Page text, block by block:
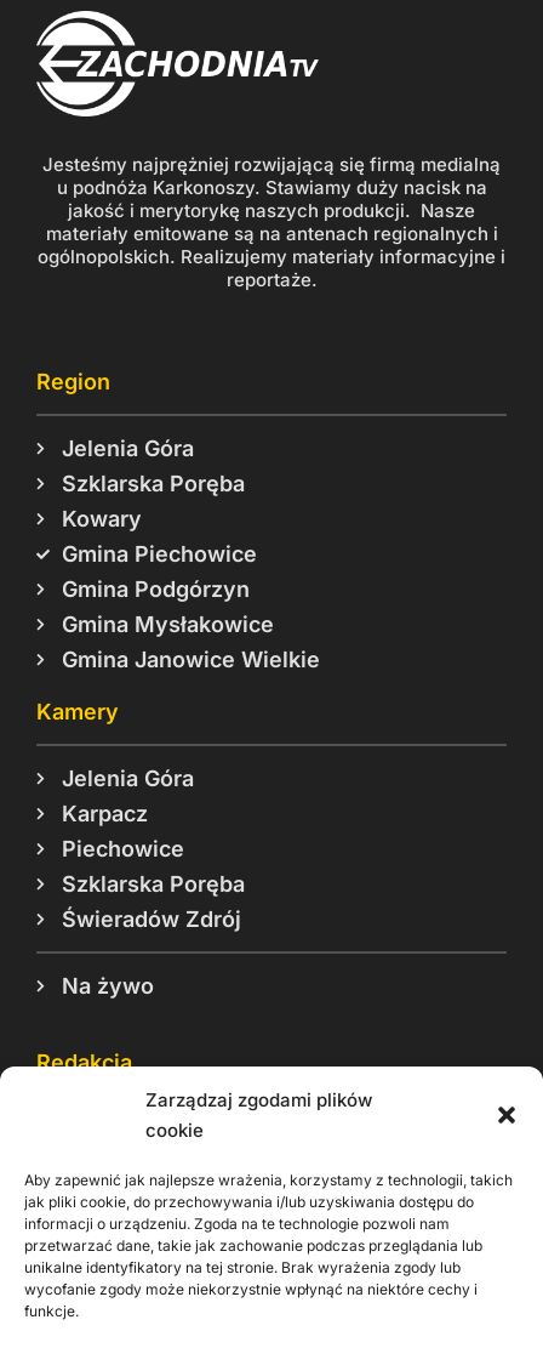
Zarządzaj zgodami plików
cookie
Aby zapewnić jak najlepsze wrażenia, korzystamy z technologii, takich
jak pliki cookie, do przechowywania i/lub uzyskiwania dostępu do
informacji o urządzeniu. Zgoda na te technologie pozwoli nam
przetwarzać dane, takie jak zachowanie podczas przeglądania lub
unikalne identyfikatory na tej stronie. Brak wyrażenia zgody lub
wycofanie zgody może niekorzystnie wpłynąć na niektóre cechy i
funkcje.
Jesteśmy najprężniej rozwijającą się firmą medialną
u podnóża Karkonoszy. Stawiamy duży nacisk na
jakość i merytorykę naszych produkcji. Nasze
materiały emitowane są na antenach regionalnych i
ogólnopolskich. Realizujemy materiały informacyjne i
reportaże.
Region
Jelenia Góra
Szklarska Poręba
Kowary
Gmina Piechowice
Gmina Podgórzyn
Gmina Mysłakowice
Gmina Janowice Wielkie
Kamery
Jelenia Góra
Karpacz
Piechowice
Szklarska Poręba
Świeradów Zdrój
Na żywo
Redakcja
Reklama
Rodo
Kontakt
Informacje dla